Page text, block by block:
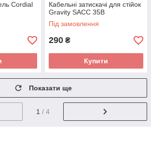
Cordial
Кабельні затискачі для стійок
Gravity SACC 35B
Під замовлення
290 ₴
Купити
Показати ще
1 / 4